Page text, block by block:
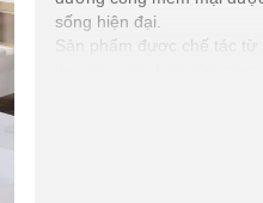
sống hiện đại.
Sản phẩm được chế tác
ngày. Dù không có lỗ